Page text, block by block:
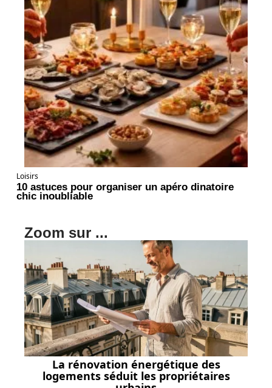
Loisirs
10 astuces pour organiser un apéro dinatoire
chic inoubliable
Zoom sur ...
La rénovation énergétique des
logements séduit les propriétaires